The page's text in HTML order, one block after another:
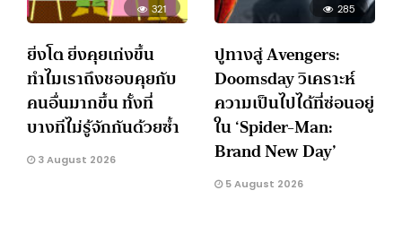
321
ยิ่งโต ยิ่งคุยเก่งขึ้น
ทำไมเราถึงชอบคุยกับ
คนอื่นมากขึ้น ทั้งที่
บางทีไม่รู้จักกันด้วยซ้ำ
3 August 2026
285
ปูทางสู่ Avengers:
Doomsday วิเคราะห์
ความเป็นไปได้ที่ซ่อนอยู่
ใน ‘Spider-Man:
Brand New Day’
5 August 2026